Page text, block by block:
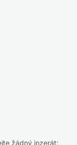
žádný inzerát: